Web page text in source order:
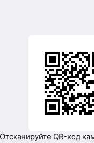
Отсканируйте QR-код